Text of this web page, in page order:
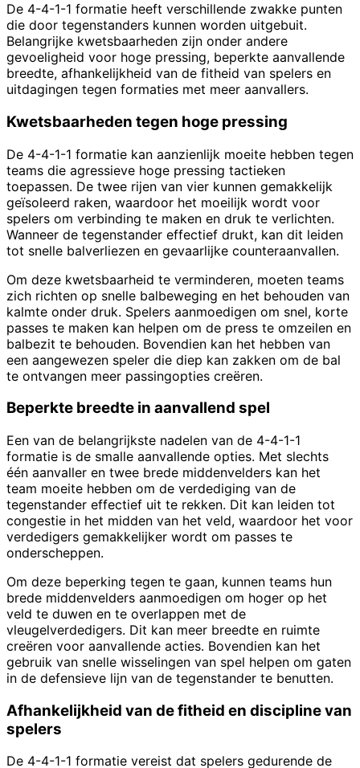
De 4-4-1-1 formatie heeft verschillende zwakke punten
die door tegenstanders kunnen worden uitgebuit.
Belangrijke kwetsbaarheden zijn onder andere
gevoeligheid voor hoge pressing, beperkte aanvallende
breedte, afhankelijkheid van de fitheid van spelers en
uitdagingen tegen formaties met meer aanvallers.
Kwetsbaarheden tegen hoge pressing
De 4-4-1-1 formatie kan aanzienlijk moeite hebben tegen
teams die agressieve hoge pressing tactieken
toepassen. De twee rijen van vier kunnen gemakkelijk
geïsoleerd raken, waardoor het moeilijk wordt voor
spelers om verbinding te maken en druk te verlichten.
Wanneer de tegenstander effectief drukt, kan dit leiden
tot snelle balverliezen en gevaarlijke counteraanvallen.
Om deze kwetsbaarheid te verminderen, moeten teams
zich richten op snelle balbeweging en het behouden van
kalmte onder druk. Spelers aanmoedigen om snel, korte
passes te maken kan helpen om de press te omzeilen en
balbezit te behouden. Bovendien kan het hebben van
een aangewezen speler die diep kan zakken om de bal
te ontvangen meer passingopties creëren.
Beperkte breedte in aanvallend spel
Een van de belangrijkste nadelen van de 4-4-1-1
formatie is de smalle aanvallende opties. Met slechts
één aanvaller en twee brede middenvelders kan het
team moeite hebben om de verdediging van de
tegenstander effectief uit te rekken. Dit kan leiden tot
congestie in het midden van het veld, waardoor het voor
verdedigers gemakkelijker wordt om passes te
onderscheppen.
Om deze beperking tegen te gaan, kunnen teams hun
brede middenvelders aanmoedigen om hoger op het
veld te duwen en te overlappen met de
vleugelverdedigers. Dit kan meer breedte en ruimte
creëren voor aanvallende acties. Bovendien kan het
gebruik van snelle wisselingen van spel helpen om gaten
in de defensieve lijn van de tegenstander te benutten.
Afhankelijkheid van de fitheid en discipline van
spelers
De 4-4-1-1 formatie vereist dat spelers gedurende de